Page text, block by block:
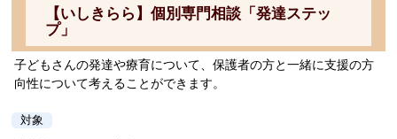
【いしきらら】個別専門相談「発達ステッ
プ」
子どもさんの発達や療育について、保護者の方と一緒に支援の方
向性について考えることができます。
対象